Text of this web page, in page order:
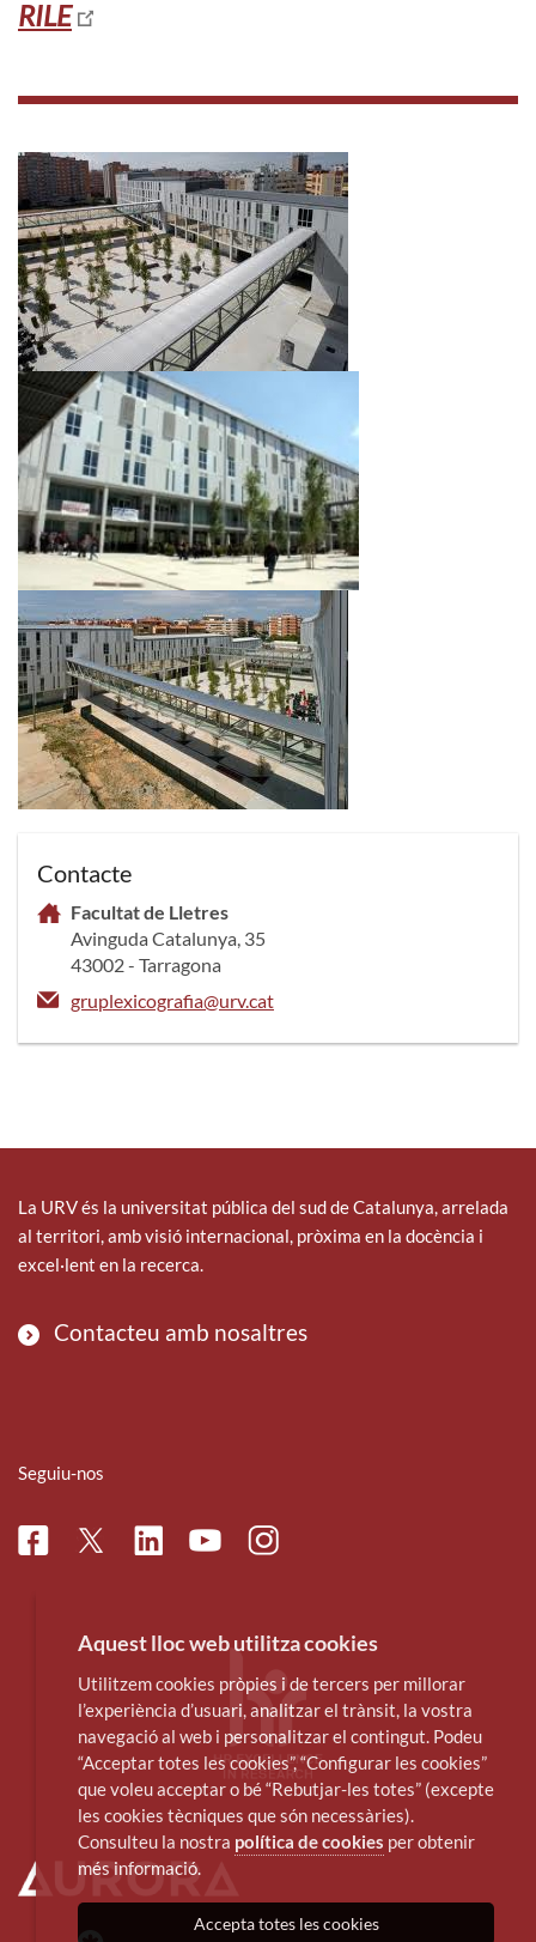
RILE
Contacte
Facultat de Lletres
Avinguda Catalunya, 35
43002 - Tarragona
gruplexicografia@urv.cat
La URV és la universitat pública del sud de Catalunya, arrelada
al territori, amb visió internacional, pròxima en la docència i
excel·lent en la recerca.
Contacteu amb nosaltres
Seguiu-nos
FacebookTwitterLinkedinYoutubeInstagram
Aquest lloc web utilitza cookies
Utilitzem cookies pròpies i de tercers per millorar
l’experiència d’usuari, analitzar el trànsit, la vostra
navegació al web i personalitzar el contingut. Podeu
“Acceptar totes les cookies”, “Configurar les cookies”
que voleu acceptar o bé “Rebutjar-les totes” (excepte
les cookies tècniques que són necessàries).
Consulteu la nostra política de cookies per obtenir
més informació.
Accepta totes les cookies